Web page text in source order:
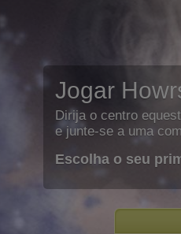
Jogar
Dirija o centro
e junte-se a uma
Escolha o seu